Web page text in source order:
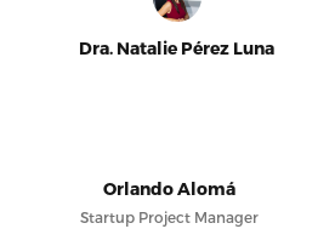
Dra. Natalie Pérez Luna
Orlando Alomá
Startup Project Manager